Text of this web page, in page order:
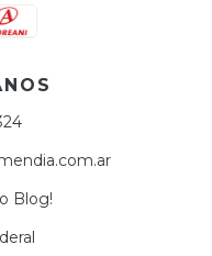
Blog!